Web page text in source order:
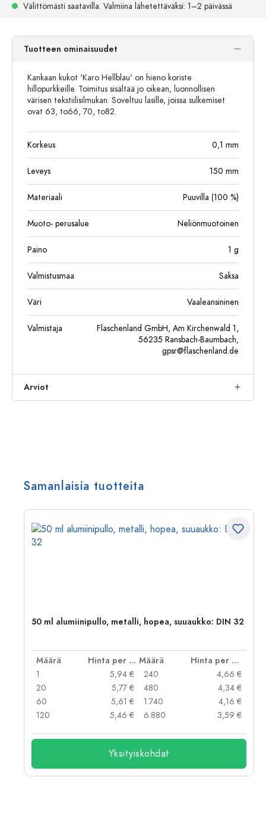
Välittömästi saatavilla. Valmiina lähetettäväksi: 1–2 päivässä
Tuotteen ominaisuudet
Kankaan kukot 'Karo Hellblau' on hieno koriste
hillopurkkeille. Toimitus sisältää jo oikean, luonnollisen
värisen tekstiilisilmukan. Soveltuu lasille, joissa sulkemiset
ovat 63, to66, 70, to82.
Korkeus 0,1 mm
Leveys 150 mm
Materiaali Puuvilla (100 %)
Muoto- perusalue Neliönmuotoinen
Paino 1 g
Valmistusmaa Saksa
Väri Vaaleansininen
Valmistaja
Flaschenland GmbH, Am Kirchenwald 1,
56235 Ransbach-Baumbach,
gpsr@flaschenland.de
Arviot
Samanlaisia tuotteita
50 ml alumiinipullo, metalli, hopea, suuaukko: DIN 32
Määrä Hinta per kpl Määrä
Hinta per kpl
1
5,94 €
20
5,77 €
60
5,61 €
120
5,46 €
240
4,66 €
480
4,34 €
1.740
4,16 €
6.880
3,59 €
Yksityiskohdat